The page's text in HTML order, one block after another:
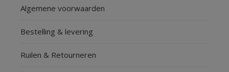
Algemene voorwaarden
Bestelling & levering
Ruilen & Retourneren